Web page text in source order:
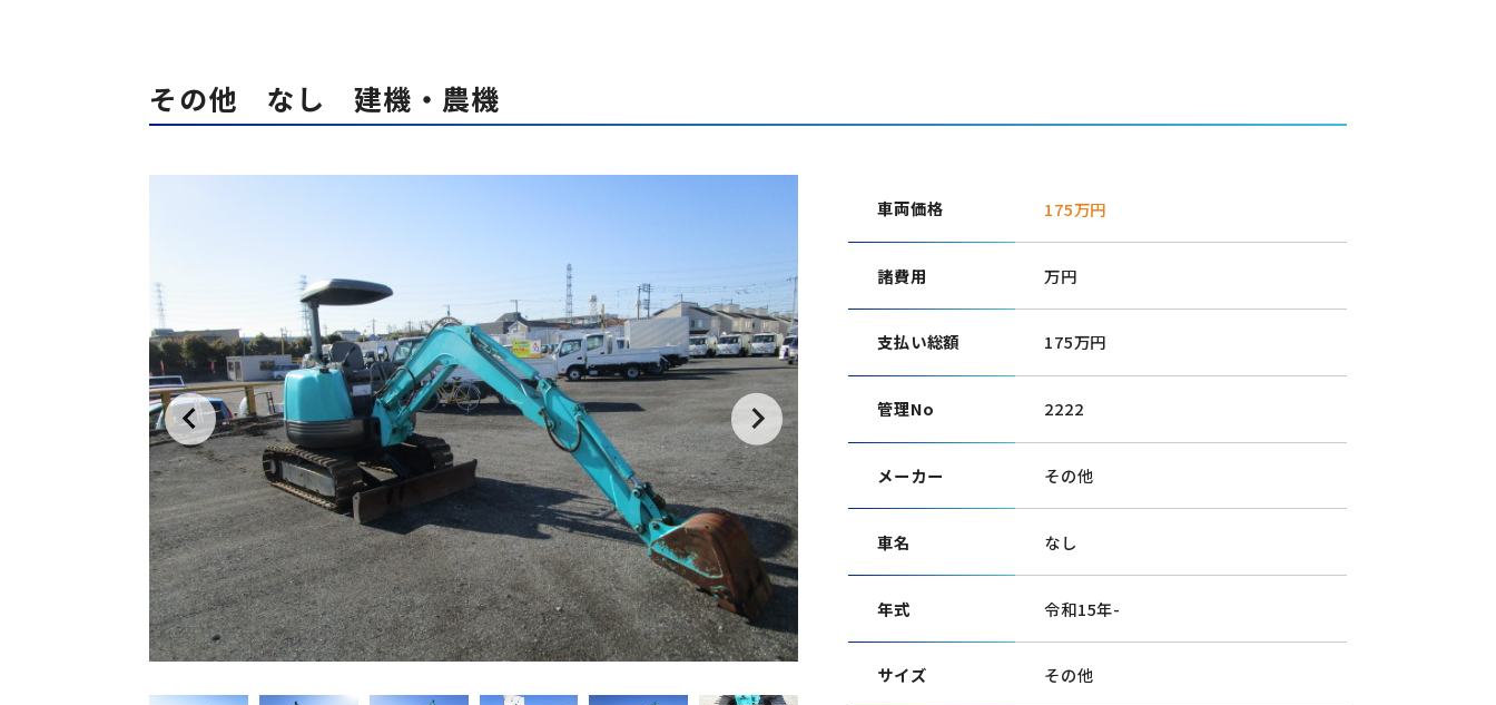
その他 なし 建機・農機
車両価格 175万円
諸費用 万円
支払い総額 175万円
管理No 2222
メーカー その他
車名 なし
年式 令和15年-
サイズ その他